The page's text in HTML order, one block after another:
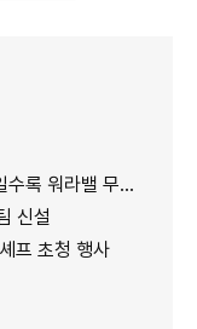
워라밸 무너졌다
신설
프 초청 행사